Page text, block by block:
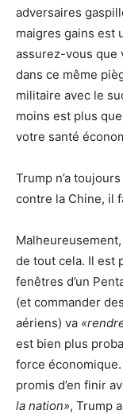
adversaires
maigres gains est
assurez-vous que
dans ce même
militaire avec le
moins est plus
votre santé
Trump n’a
contre la Chine, il
de tout cela. Il est
fenêtres d’un
(et commander
aériens) va
est bien plus
force
promis d’en finir
la nation», Trump